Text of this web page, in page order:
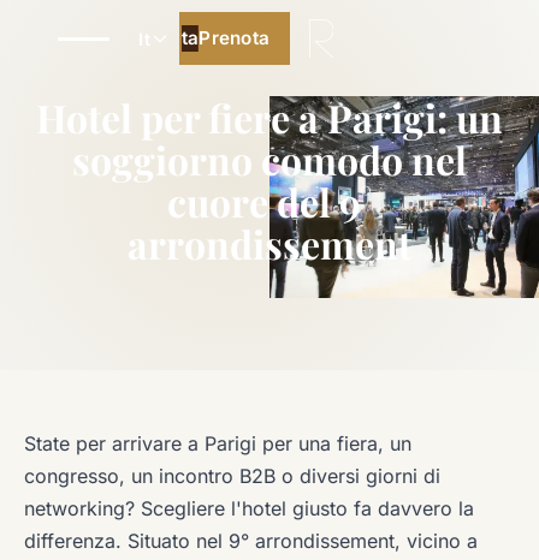
It Prenota
Prenota
Hotel per fiere a Parigi: un
soggiorno comodo nel
cuore del 9°
arrondissement
State per arrivare a Parigi per una fiera, un
congresso, un incontro B2B o diversi giorni di
networking? Scegliere l'hotel giusto fa davvero la
differenza. Situato nel 9° arrondissement, vicino a
Miglior prezzo garantito